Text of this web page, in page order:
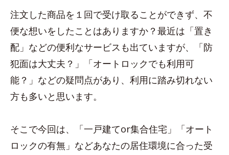
注文した商品を１回で受け取ることができず、不
便な想いをしたことはありますか？最近は「置き
配」などの便利なサービスも出ていますが、「防
犯面は大丈夫？」「オートロックでも利用可
能？」などの疑問点があり、利用に踏み切れない
方も多いと思います。
そこで今回は、「一戸建てor集合住宅」「オート
ロックの有無」などあなたの居住環境に合った受